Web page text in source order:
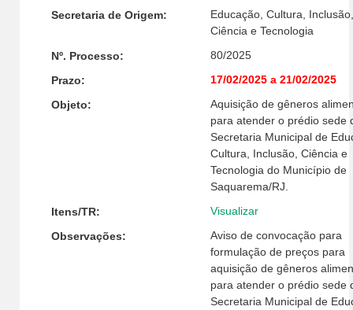
Secretaria de Origem:
Educação, Cultura, Inclusão,
Ciência e Tecnologia
Nº. Processo: 80/2025
Prazo: 17/02/2025 a 21/02/2025
Objeto:
Aquisição de gêneros
para atender o prédio sede
Secretaria Municipal de
Cultura, Inclusão, Ciência e
Tecnologia do Município de
Saquarema/RJ.
Itens/TR: Visualizar
Observações:
Aviso de convocação para
formulação de preços para
aquisição de gêneros
para atender o prédio sede
Secretaria Municipal de